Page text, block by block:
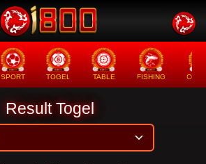
SPORT TOGEL TABLE FISHING
Result Togel